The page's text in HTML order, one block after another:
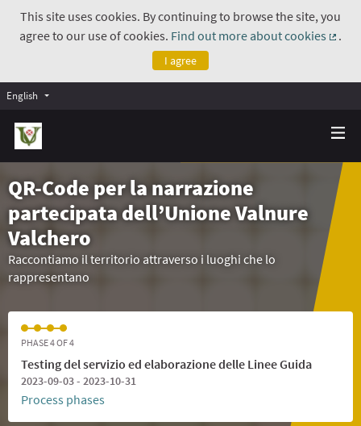
This site uses cookies. By continuing to browse the site, you
agree to our use of cookies. Find out more about cookies
.
I agree
English
QR-Code per la narrazione
partecipata dell’Unione Valnure
Valchero
Raccontiamo il territorio attraverso i luoghi che lo
rappresentano
PHASE 4 OF 4
Testing del servizio ed elaborazione delle Linee Guida
2023-09-03 - 2023-10-31
Process phases